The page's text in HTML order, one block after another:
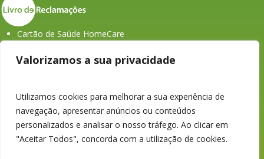
Valorizamos a sua privacidade
Utilizamos cookies para melhorar a sua experiência de
navegação, apresentar anúncios ou conteúdos
personalizados e analisar o nosso tráfego. Ao clicar em
"Aceitar Todos", concorda com a utilização de cookies.
Cartão de Saúde HomeCare
ASF
História dos Seguros em Portugal